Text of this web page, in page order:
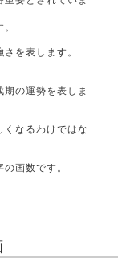
を表します。
の運勢を表しま
くなるわけではな
画数です。